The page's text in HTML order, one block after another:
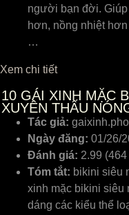
người bạn đời.
hơn, nồng nhiệt
…
Xem chi tiết
10 GÁI XINH MẶC
XUYÊN THẤU
Tác giả:
Ngày đăng: 01/26/
Đánh giá: 2.99
Tóm tắt: bikini siêu
xinh mặc bikini siêu
dáng các kiểu thể